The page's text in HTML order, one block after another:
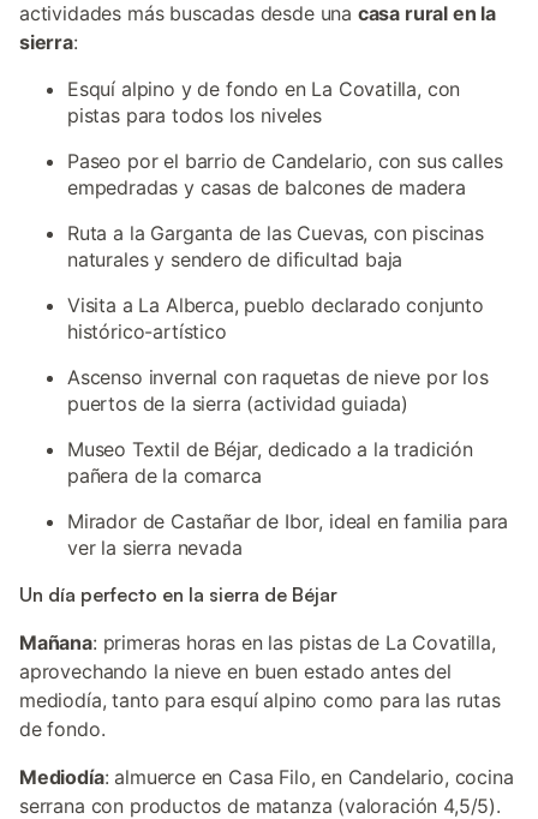
actividades más buscadas desde una casa rural en la
sierra:
Esquí alpino y de fondo en La Covatilla, con
pistas para todos los niveles
Paseo por el barrio de Candelario, con sus calles
empedradas y casas de balcones de madera
Ruta a la Garganta de las Cuevas, con piscinas
naturales y sendero de dificultad baja
Visita a La Alberca, pueblo declarado conjunto
histórico-artístico
Ascenso invernal con raquetas de nieve por los
puertos de la sierra (actividad guiada)
Museo Textil de Béjar, dedicado a la tradición
pañera de la comarca
Mirador de Castañar de Ibor, ideal en familia para
ver la sierra nevada
Un día perfecto en la sierra de Béjar
Mañana: primeras horas en las pistas de La Covatilla,
aprovechando la nieve en buen estado antes del
mediodía, tanto para esquí alpino como para las rutas
de fondo.
Mediodía: almuerce en Casa Filo, en Candelario, cocina
serrana con productos de matanza (valoración 4,5/5).